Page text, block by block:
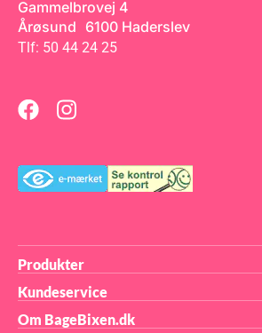
til brug Ideel som midtpunkt
på kager og kreative
dessertanretninger Giv dine
kager et kunstnerisk og
Gammelbrovej 4
Årøsund 6100 Haderslev
Tlf: 50 44 24 25
Produkter
Kundeservice
Om BageBixen.dk